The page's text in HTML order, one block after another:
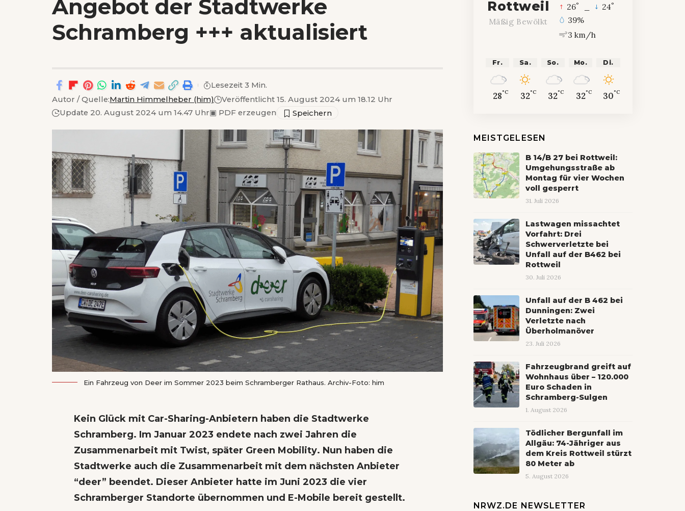
Angebot der Stadtwerke
Schramberg +++ aktualisiert
Autor / Quelle:Martin Himmelheber (him)
Veröffentlicht 15. August 2024 um 18.12 Uhr
Update 20. August 2024 um 14.47 Uhr▣ PDF erzeugen
Lesezeit 3 Min.
Ein Fahrzeug von Deer im Sommer 2023 beim Schramberger Rathaus. Archiv-Foto: him
Kein Glück mit Car-Sharing-Anbietern haben die Stadtwerke
Schramberg. Im Januar 2023 endete nach zwei Jahren die
Zusammenarbeit mit Twist, später Green Mobility. Nun haben die
Stadtwerke auch die Zusammenarbeit mit dem nächsten Anbieter
“deer” beendet. Dieser Anbieter hatte im Juni 2023 die vier
Schramberger Standorte übernommen und E-Mobile bereit gestellt.
Rottweil
Mäßig Bewölkt
26° 24°
39%
3 km/h
Fr.
28°C
Sa.
32°C
So.
32°C
Mo.
32°C
Di.
30°C
MEISTGELESEN
B 14/B 27 bei Rottweil:
Umgehungsstraße ab
Montag für vier Wochen
voll gesperrt
31. Juli 2026
Lastwagen missachtet
Vorfahrt: Drei
Schwerverletzte bei
Unfall auf der B462 bei
Rottweil
30. Juli 2026
Unfall auf der B 462 bei
Dunningen: Zwei
Verletzte nach
Überholmanöver
23. Juli 2026
Fahrzeugbrand greift auf
Wohnhaus über – 120.000
Euro Schaden in
Schramberg-Sulgen
1. August 2026
Tödlicher Bergunfall im
Allgäu: 74-Jähriger aus
dem Kreis Rottweil stürzt
80 Meter ab
5. August 2026
NRWZ.DE NEWSLETTER